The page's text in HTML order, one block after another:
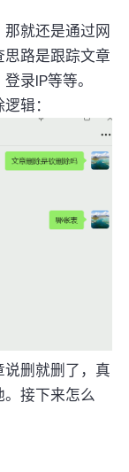
就还是通过网
路是跟踪文章
录IP等等。
辑：
删就删了，真
接下来怎么